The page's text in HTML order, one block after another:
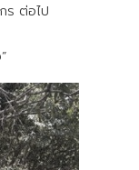
ร ต่อไป